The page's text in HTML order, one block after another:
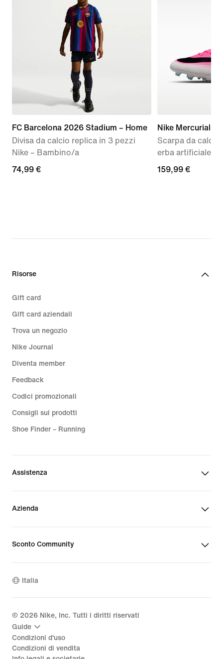
FC Barcelona 2026 Stadium – Home
Divisa da calcio replica in 3 pezzi
Nike – Bambino/a
74,99
74,99 €
Nike Mercurial
Scarpa da calcio
erba artificiale
159,99
159,99 €
Risorse
Gift card
Gift card aziendali
Trova un negozio
Nike Journal
Diventa member
Feedback
Codici promozionali
Consigli sui prodotti
Shoe Finder – Running
Assistenza
Azienda
Sconto Community
Italia
© 2026 Nike, Inc. Tutti i diritti riservati
Guide
Condizioni d'uso
Condizioni di vendita